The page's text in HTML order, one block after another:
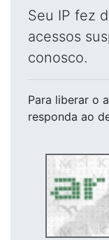
Seu IP fez
acessos
conosco.
Para liberar o
responda ao